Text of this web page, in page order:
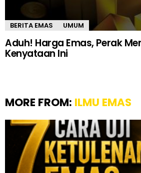
BERITA EMAS UMUM
Aduh! Harga Emas, Perak
Kenyataan Ini
MORE FROM: ILMU EMAS